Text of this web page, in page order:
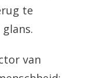
te
van